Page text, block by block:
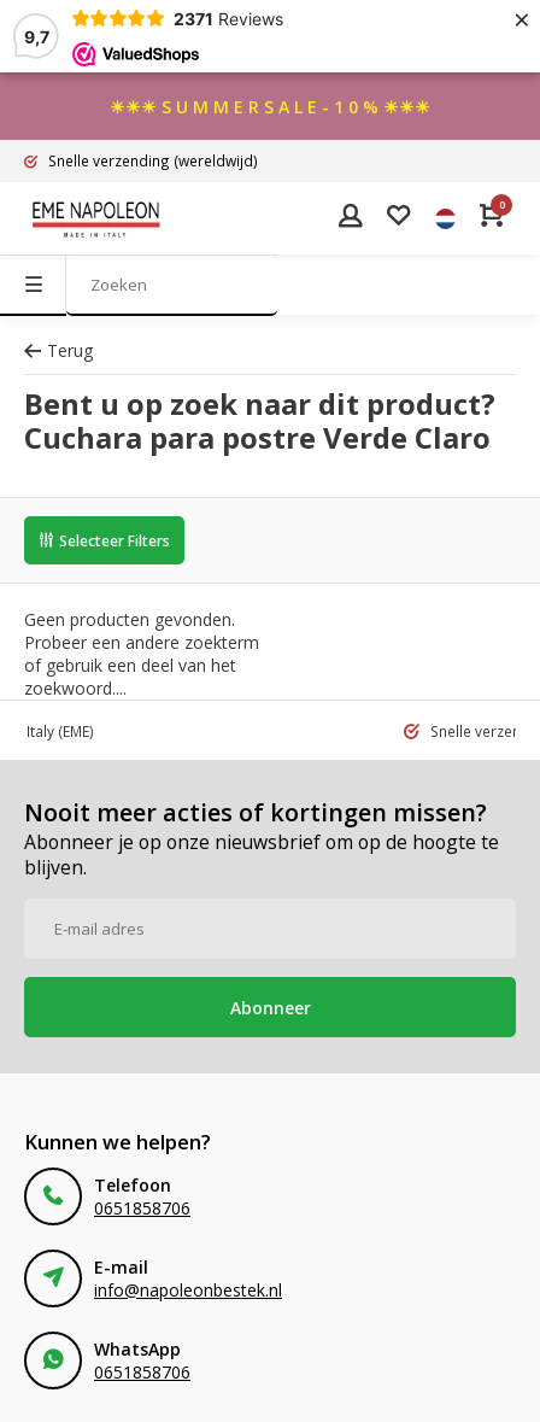
9,7
2371 Reviews ×
☀☀☀ S U M M E R S A L E - 1 0 % ☀☀☀
Snelle verzending (wereldwijd)
0
Terug
Bent u op zoek naar dit product?
Cuchara para postre Verde Claro
Selecteer Filters
Geen producten gevonden.
Probeer een andere zoekterm
of gebruik een deel van het
zoekwoord....
in Italy (EME) Snelle
Nooit meer acties of kortingen missen?
Abonneer je op onze nieuwsbrief om op de hoogte te
blijven.
Abonneer
Kunnen we helpen?
Telefoon
0651858706
E-mail
info@napoleonbestek.nl
WhatsApp
0651858706